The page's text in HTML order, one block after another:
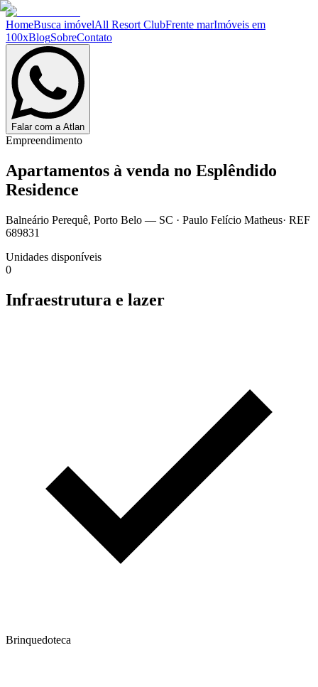
HomeBusca imóvelAll Resort ClubFrente marImóveis em
100xBlogSobreContato
Falar com a Atlan
Empreendimento
Apartamentos à venda no Esplêndido
Residence
Balneário Perequê, Porto Belo — SC · Paulo Felício Matheus· REF
689831
Unidades disponíveis
0
Infraestrutura e lazer
Brinquedoteca